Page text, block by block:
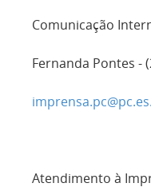
Comunicação
Fernanda Pontes -
Atendimento à